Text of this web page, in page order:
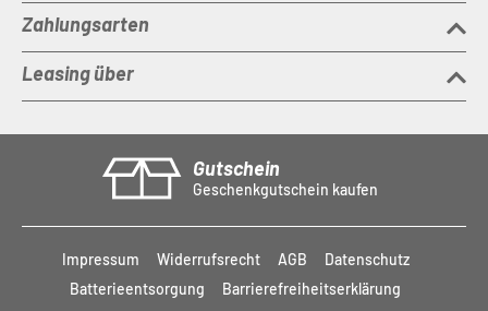
Zahlungsarten
Leasing über
Gutschein
Geschenkgutschein kaufen
Impressum Widerrufsrecht AGB
Datenschutz
Batterieentsorgung
Barrierefreiheitserklärung